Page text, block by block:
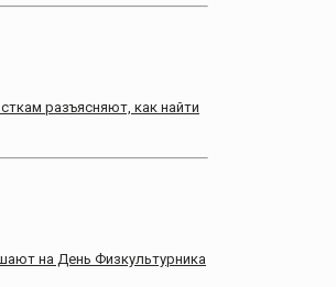
разъясняют, как найти
на День Физкультурника